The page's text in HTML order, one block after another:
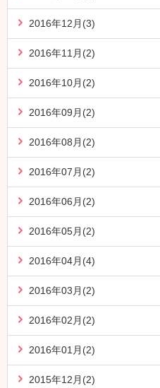
2016年12月(3)
2016年11月(2)
2016年10月(2)
2016年09月(2)
2016年08月(2)
2016年07月(2)
2016年06月(2)
2016年05月(2)
2016年04月(4)
2016年03月(2)
2016年02月(2)
2016年01月(2)
2015年12月(2)